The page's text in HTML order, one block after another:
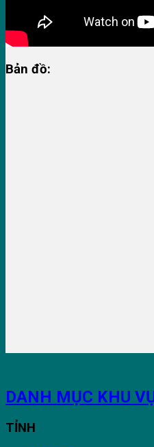
Bản đồ:
DANH MỤC KHU
TỈNH